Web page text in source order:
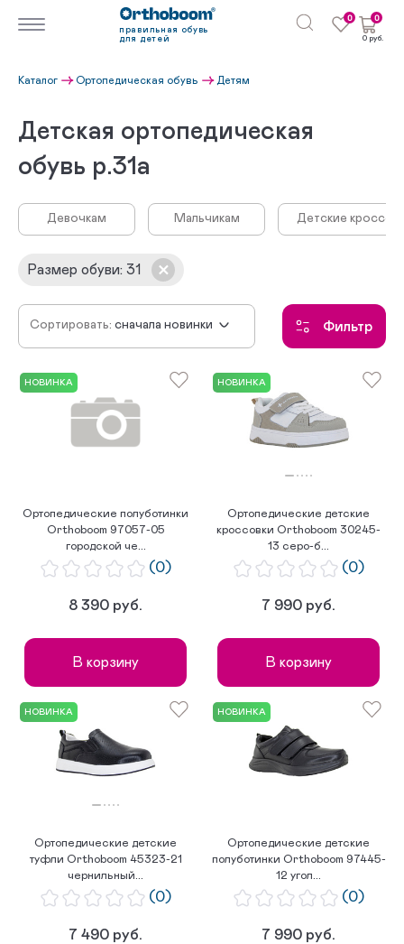
правильная обувь
для детей
0 0
0 руб.
Каталог Ортопедическая обувь Детям
Детская ортопедическая
обувь р.31а
Девочкам Мальчикам Детские
Размер обуви: 31
Сортировать: сначала новинки
по возрастанию цены
по популярности
Фильтр
НОВИНКА
Ортопедические полуботинки
Orthoboom 97057-05
городской че...
(0)
8 390 руб.
В корзину
НОВИНКА
Ортопедические детские
кроссовки Orthoboom 30245-
13 серо-б...
(0)
7 990 руб.
В корзину
НОВИНКА
Ортопедические детские
туфли Orthoboom 45323-21
чернильный...
(0)
7 490 руб.
НОВИНКА
Ортопедические детские
полуботинки Orthoboom 97445-
12 угол...
(0)
7 990 руб.